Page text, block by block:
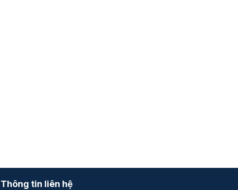
Thông tin liên hệ